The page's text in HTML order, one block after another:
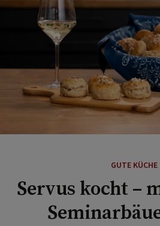
GUTE KÜCHE
Servus kocht –